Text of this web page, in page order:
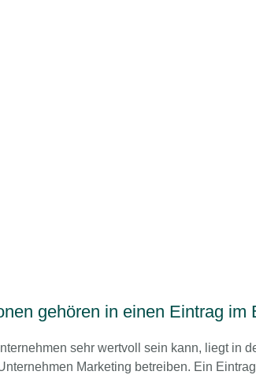
gehören in einen Eintrag im
sehr wertvoll sein kann, liegt in
Marketing betreiben. Ein